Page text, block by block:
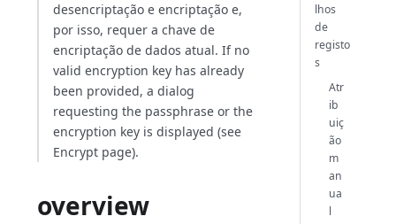
desencriptação e encriptação e,
por isso, requer a chave de
encriptação de dados atual. If no
valid encryption key has already
been provided, a dialog
requesting the passphrase or the
encryption key is displayed (see
Encrypt page).
overview
lhos
de
registo
s
Atr
ib
uiç
ão
m
an
ua
l